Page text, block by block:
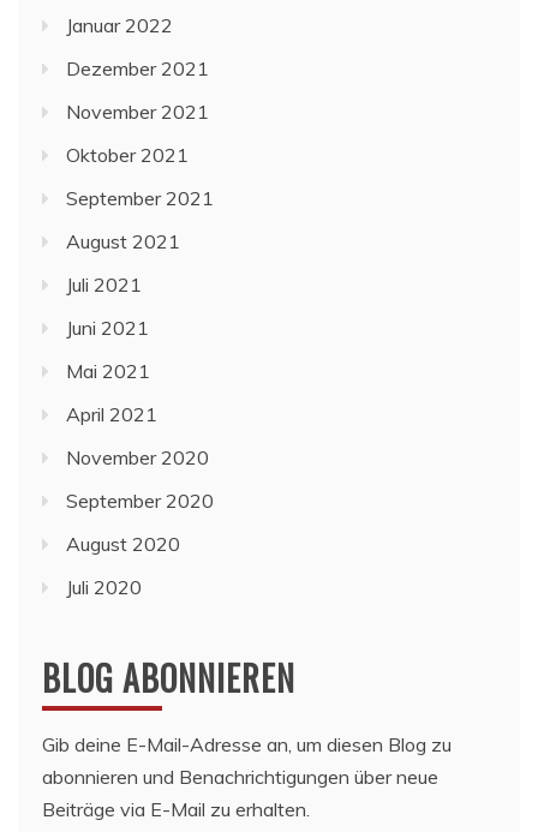
Januar 2022
Dezember 2021
November 2021
Oktober 2021
September 2021
August 2021
Juli 2021
Juni 2021
Mai 2021
April 2021
November 2020
September 2020
August 2020
Juli 2020
BLOG ABONNIEREN
Gib deine E-Mail-Adresse an, um diesen Blog zu
abonnieren und Benachrichtigungen über neue
Beiträge via E-Mail zu erhalten.